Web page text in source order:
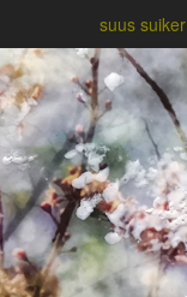
suus suiker